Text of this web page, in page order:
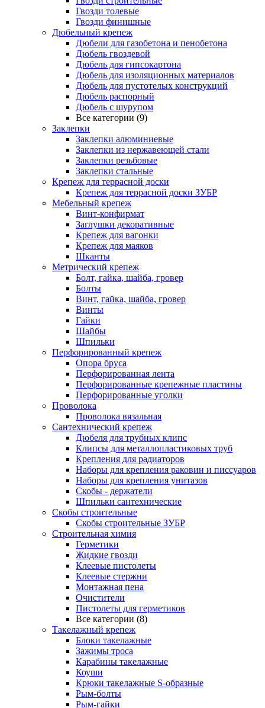
Гвозди толевые
Гвозди финишные
Дюбельный крепеж
Дюбели для газобетона и пенобетона
Дюбель гвоздевой
Дюбель для гипсокартона
Дюбель для изоляционных материалов
Дюбель для пустотелых конструкций
Дюбель распорный
Дюбель с шурупом
Все категории (9)
Заклепки
Заклепки алюминиевые
Заклепки из нержавеющей стали
Заклепки резьбовые
Заклепки стальные
Крепеж для террасной доски
Крепеж для террасной доски ЗУБР
Мебельный крепеж
Винт-конфирмат
Заглушки декоративные
Крепеж для вагонки
Крепеж для маяков
Шканты
Метрический крепеж
Болт, гайка, шайба, гровер
Болты
Винт, гайка, шайба, гровер
Винты
Гайки
Шайбы
Шпильки
Перфорированный крепеж
Опора бруса
Перфорированная лента
Перфорированные крепежные пластины
Перфорированные уголки
Проволока
Проволока вязальная
Сантехнический крепеж
Дюбеля для трубных клипс
Клипсы для металлопластиковых труб
Крепления для радиаторов
Наборы для крепления раковин и писсуаров
Наборы для крепления унитазов
Скобы - держатели
Шпильки сантехнические
Скобы строительные
Скобы строительные ЗУБР
Строительная химия
Герметики
Жидкие гвозди
Клеевые пистолеты
Клеевые стержни
Монтажная пена
Очистители
Пистолеты для герметиков
Все категории (8)
Такелажный крепеж
Блоки такелажные
Зажимы троса
Карабины такелажные
Коуши
Крюки такелажные S-образные
Рым-болты
Рым-гайки